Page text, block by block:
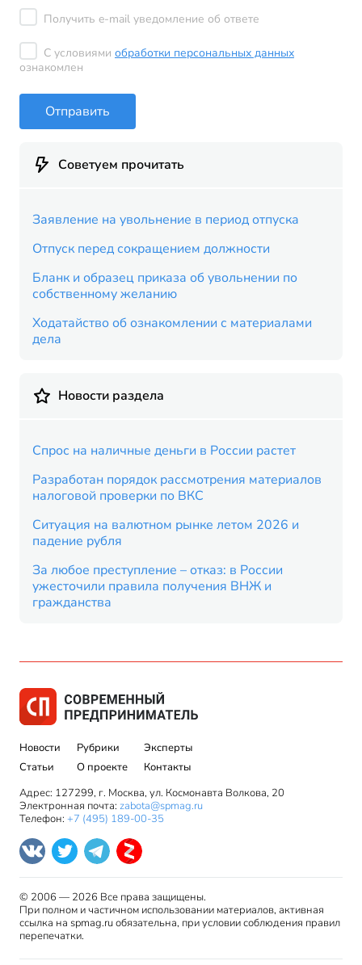
Получить e-mail уведомление об ответе
С условиями обработки персональных данных
ознакомлен
Отправить
Советуем прочитать
Заявление на увольнение в период отпуска
Отпуск перед сокращением должности
Бланк и образец приказа об увольнении по
собственному желанию
Ходатайство об ознакомлении с материалами
дела
Новости раздела
Спрос на наличные деньги в России растет
Разработан порядок рассмотрения материалов
налоговой проверки по ВКС
Ситуация на валютном рынке летом 2026 и
падение рубля
За любое преступление – отказ: в России
ужесточили правила получения ВНЖ и
гражданства
Новости
Статьи
Рубрики
О проекте
Эксперты
Контакты
Адрес: 127299, г. Москва, ул. Космонавта Волкова, 20
Электронная почта: zabota@spmag.ru
Телефон: +7 (495) 189-00-35
© 2006 — 2026 Все права защищены.
При полном и частичном использовании материалов, активная
ссылка на spmag.ru обязательна, при условии соблюдения правил
перепечатки.